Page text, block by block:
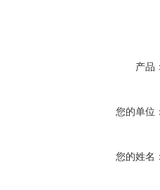
产品
您的单位
您的姓名